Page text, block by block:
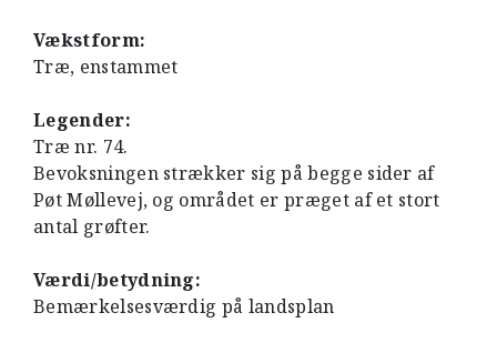
Vækstform:
Træ, enstammet
Legender:
Træ nr. 74.
Bevoksningen strækker sig på begge sider af
Pøt Møllevej, og området er præget af et stort
antal grøfter.
Værdi/betydning:
Bemærkelsesværdig på landsplan